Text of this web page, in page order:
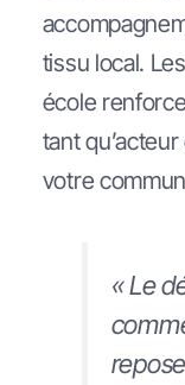
tissu local.
école
tant
votre
« Le